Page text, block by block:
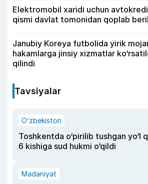
Elektromobil xaridi uchun
qismi davlat tomonidan qoplab
Janubiy Koreya futbolida yirik
hakamlarga jinsiy xizmatlar
qilindi
Tavsiyalar
O‘zbekiston
Toshkentda o‘pirilib tushgan yo‘l
6 kishiga sud hukmi o‘qildi
Madaniyat